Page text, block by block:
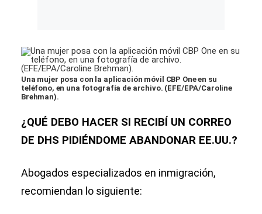
Una mujer posa con la aplicación móvil CBP One en su
teléfono, en una fotografía de archivo. (EFE/EPA/Caroline
Brehman).
¿QUÉ DEBO HACER SI RECIBÍ UN CORREO
DE DHS PIDIÉNDOME ABANDONAR EE.UU.?
Abogados especializados en inmigración,
recomiendan lo siguiente: